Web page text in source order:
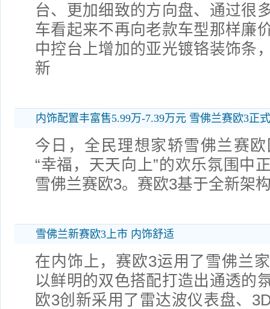
台、更加细致的方向盘、通过很
车看起来不再向老款车型那样廉
中控台上增加的亚光镀铬装饰条
新
内饰配置丰富售5.99万-7.39万元 雪佛兰赛欧3正
今日，全民理想家轿雪佛兰赛
“幸福，天天向上”的欢乐氛围
雪佛兰赛欧3。赛欧3基于全新架
雪佛兰新赛欧3上市 内饰舒适
在内饰上，赛欧3运用了雪佛兰
以鲜明的双色搭配打造出通透的
欧3创新采用了雷达波仪表盘、